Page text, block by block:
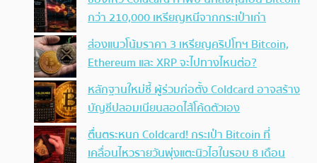
กว่า 210,000 เหรียญหนีจากกระเป๋าเก่า
ส่องแนวโน้มราคา 3 เหรียญคริปโทฯ Bitcoin,
Ethereum และ XRP จะไปทางไหนต่อ?
หลักฐานใหม่ชี้ ผู้ร่วมก่อตั้ง Coldcard อาจสร้าง
บัญชีปลอมเนียนสอดไส้โค้ดตัวเอง
ตื่นตระหนก Coldcard! กระเป๋า Bitcoin ที่
เคลื่อนไหวรายวันพุ่งแตะนิวไฮในรอบ 8 เดือน